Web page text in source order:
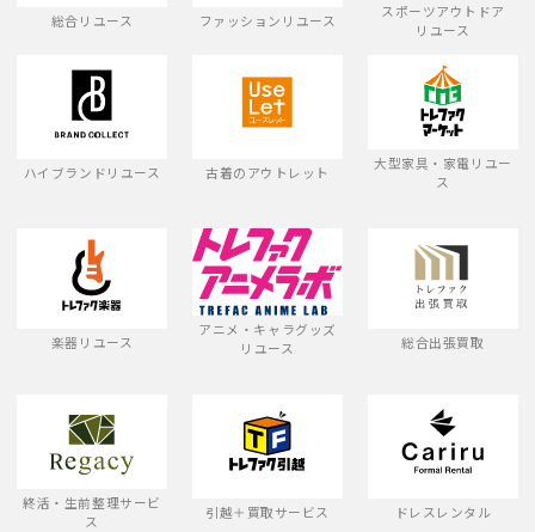
総合リユース ファッションリユース
スポーツアウトドア
リユース
ハイブランドリユース 古着のアウトレット
大型家具・家電リユー
ス
楽器リユース
アニメ・キャラグッズ
リユース
総合出張買取
終活・生前整理サービ
ス
引越＋買取サービス ドレスレンタル